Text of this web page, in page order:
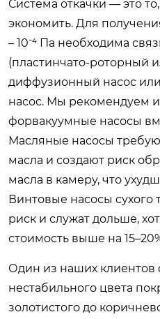
Система откачки — это
экономить. Для
– 10⁻⁴ Па необходима
(пластинчато-роторный
диффузионный насос
насос. Мы рекомендуем
форвакуумные насосы
Масляные насосы
масла и создают риск
масла в камеру, что
Винтовые насосы сухого
риск и служат дольше,
стоимость выше на
Один из наших клиентов
нестабильного цвета
золотистого до